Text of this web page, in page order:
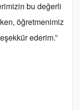
bu değerli
öğretmenimiz
ederim.”